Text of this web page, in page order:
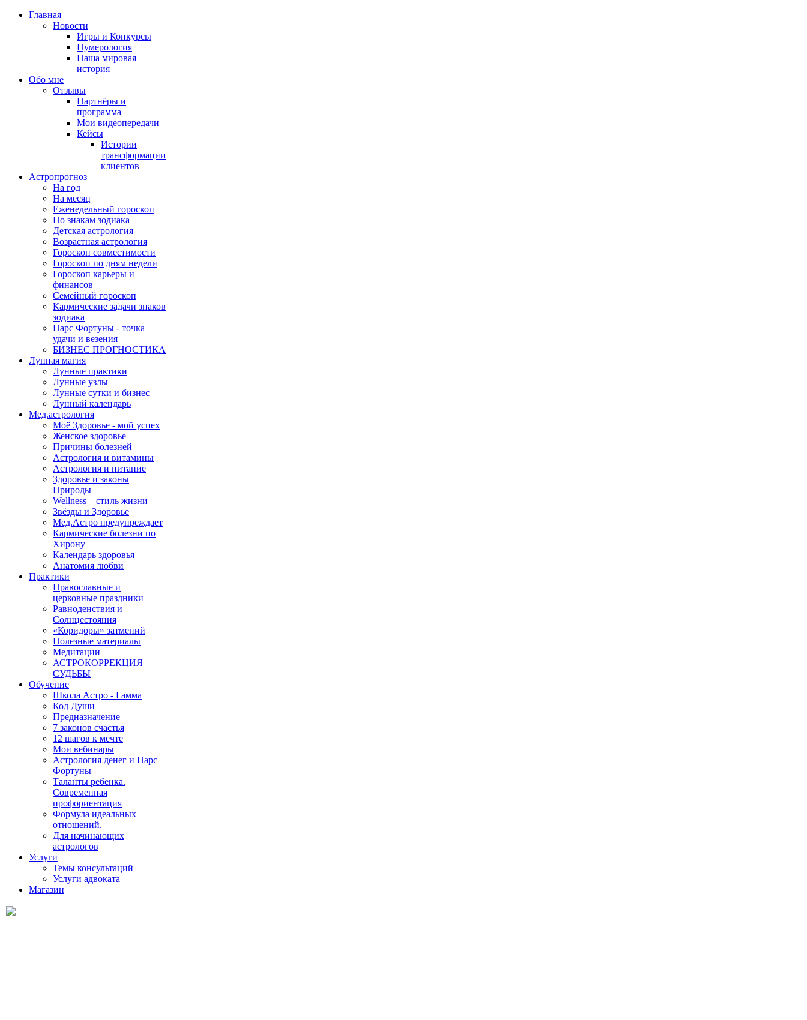
Главная
Новости
Игры и Конкурсы
Нумерология
Наша мировая
история
Обо мне
Отзывы
Партнёры и
программа
Мои видеопередачи
Кейсы
Истории
трансформации
клиентов
Астропрогноз
На год
На месяц
Еженедельный гороскоп
По знакам зодиака
Детская астрология
Возрастная астрология
Гороскоп совместимости
Гороскоп по дням недели
Гороскоп карьеры и
финансов
Семейный гороскоп
Кармические задачи знаков
зодиака
Парс Фортуны - точка
удачи и везения
БИЗНЕС ПРОГНОСТИКА
Лунная магия
Лунные практики
Лунные узлы
Лунные сутки и бизнес
Лунный календарь
Мед.астрология
Моё Здоровье - мой успех
Женское здоровье
Причины болезней
Астрология и витамины
Астрология и питание
Здоровье и законы
Природы
Wellness – стиль жизни
Звёзды и Здоровье
Мед.Астро предупреждает
Кармические болезни по
Хирону
Календарь здоровья
Анатомия любви
Практики
Православные и
церковные праздники
Равноденствия и
Солнцестояния
«Коридоры» затмений
Полезные материалы
Медитации
АСТРОКОРРЕКЦИЯ
СУДЬБЫ
Обучение
Школа Астро - Гамма
Код Души
Предназначение
7 законов счастья
12 шагов к мечте
Мои вебинары
Астрология денег и Парс
Фортуны
Таланты ребенка.
Современная
профориентация
Формула идеальных
отношений.
Для начинающих
астрологов
Услуги
Темы консультаций
Услуги адвоката
Магазин